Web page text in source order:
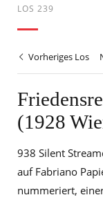
LOS 239
Vorheriges Los
(1928
938 Silent
auf Fabriano
nummeriert,